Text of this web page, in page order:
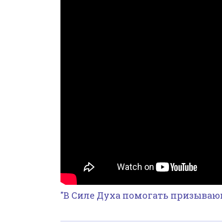
"В Силе Духа помогать